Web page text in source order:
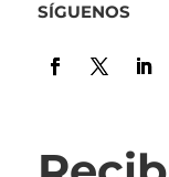
SÍGUENOS